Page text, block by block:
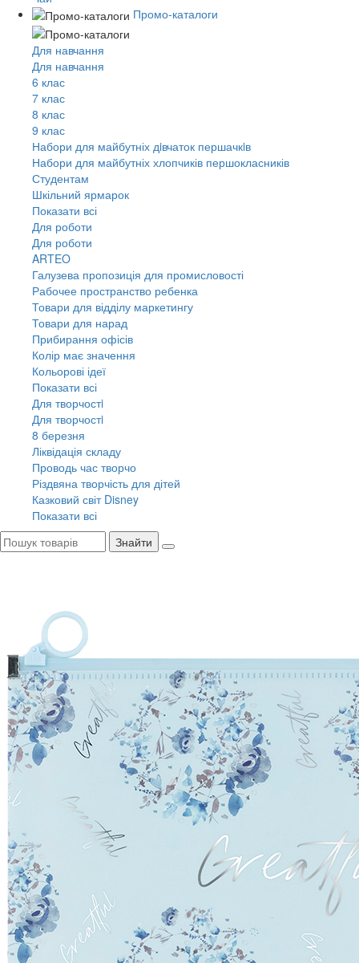
Промо-каталоги
Для навчання
Для навчання
6 клас
7 клас
8 клас
9 клас
Набори для майбутніх дiвчаток першачкiв
Набори для майбутніх хлопчиків першокласників
Студентам
Шкільний ярмарок
Показати всі
Для роботи
Для роботи
ARTEO
Галузева пропозиція для промисловості
Рабочее пространство ребенка
Товари для відділу маркетингу
Товари для нарад
Прибирання офісів
Колір має значення
Кольорові ідеї
Показати всі
Для творчостi
Для творчостi
8 березня
Ліквідація складу
Проводь час творчо
Різдвяна творчість для дітей
Казковий світ Disney
Показати всі
Знайти